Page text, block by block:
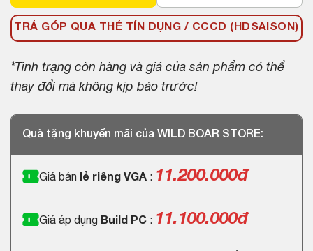
TRẢ GÓP QUA THẺ TÍN DỤNG / CCCD (HDSAISON)
*Tình trạng còn hàng và giá của sản phẩm có thể
thay đổi mà không kịp báo trước!
Quà tặng khuyến mãi của WILD BOAR STORE:
Giá bán lẻ riêng VGA : 11.200.000đ
Giá áp dụng Build PC : 11.100.000đ